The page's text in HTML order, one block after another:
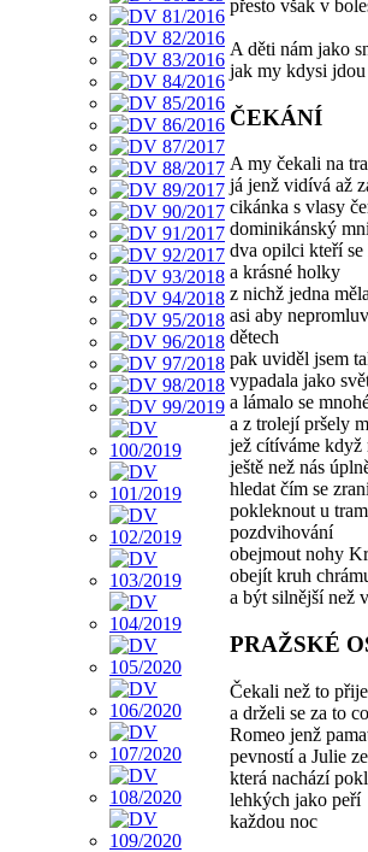
přesto však v
A děti nám jako
jak my kdysi
ČEKÁNÍ
A my čekali na
já jenž vidívá až
cikánka s vlasy
dominikánský
dva opilci kteří
a krásné holky
z nichž jedna
asi aby
dětech
pak uviděl jsem
vypadala jako
a lámalo se
a z trolejí pršely
jež cítíváme když
ještě než nás
hledat čím se
pokleknout u
pozdvihování
obejmout nohy
obejít kruh
a být silnější než
PRAŽSKÉ
Čekali než to
a drželi se za to
Romeo jenž
pevností a Julie
která nachází
lehkých jako peří
každou noc